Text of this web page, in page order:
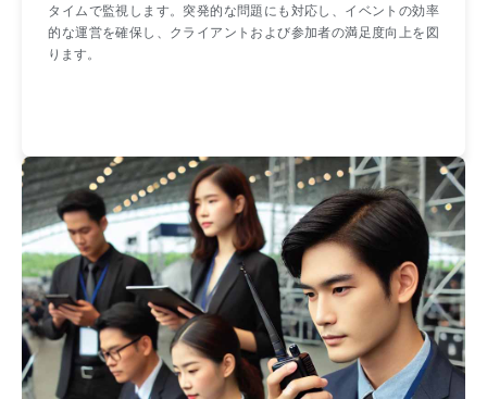
タイムで監視します。突発的な問題にも対応し、イベントの効率
的な運営を確保し、クライアントおよび参加者の満足度向上を図
ります。